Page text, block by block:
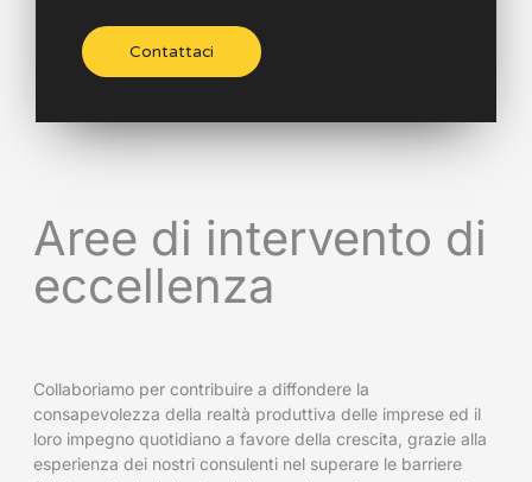
Contattaci
Aree di intervento di
eccellenza
Collaboriamo per contribuire a diffondere la
consapevolezza della realtà produttiva delle imprese ed il
loro impegno quotidiano a favore della crescita, grazie alla
esperienza dei nostri consulenti nel superare le barriere